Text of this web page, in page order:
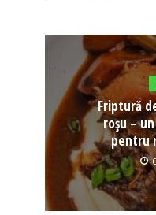
Friptură
roșu –
pentru